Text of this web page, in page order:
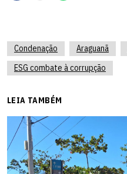
Condenação Araguanã
ESG combate à corrupção
LEIA TAMBÉM